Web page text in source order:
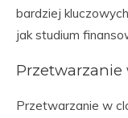
bardziej
jak studium
Przetwarzanie
Przetwarzanie w